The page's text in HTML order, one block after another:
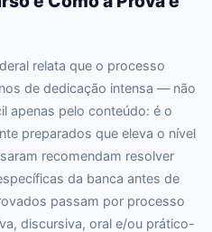
relata que o processo
de dedicação intensa — não
apenas pelo conteúdo: é o
preparados que eleva o nível
recomendam resolver
da banca antes de
passam por processo
discursiva, oral e/ou prático-